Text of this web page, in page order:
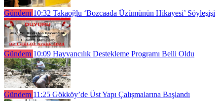
Gündem 10:32 Takaoğlu ‘Bozcaada Üzümünün Hikayesi’ Söyleşişi
Gündem 10:09 Hayvancılık Destekleme Programı Belli Oldu
Gündem 11:25 Gökköy’de Üst Yapı Çalışmalarına Başlandı